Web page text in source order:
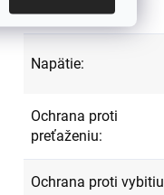
Kód produktu
Napätie:
Ochrana proti
preťaženiu:
Ochrana proti vybitiu